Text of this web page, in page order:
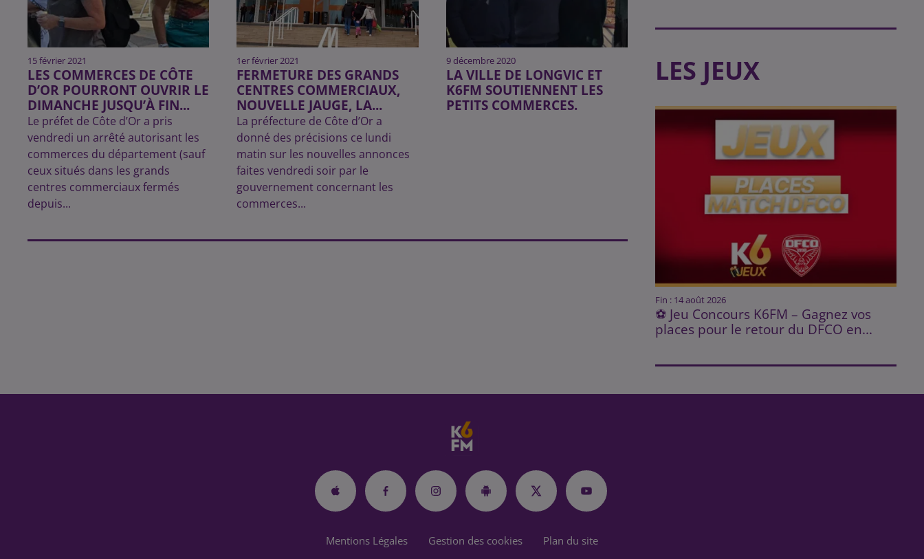
15 février 2021
LES COMMERCES DE CÔTE
D’OR POURRONT OUVRIR LE
DIMANCHE JUSQU’À FIN...
Le préfet de Côte d’Or a pris
vendredi un arrêté autorisant les
commerces du département (sauf
ceux situés dans les grands
centres commerciaux fermés
depuis...
1er février 2021
FERMETURE DES GRANDS
CENTRES COMMERCIAUX,
NOUVELLE JAUGE, LA...
La préfecture de Côte d’Or a
donné des précisions ce lundi
matin sur les nouvelles annonces
faites vendredi soir par le
gouvernement concernant les
commerces...
9 décembre 2020
LA VILLE DE LONGVIC ET
K6FM SOUTIENNENT LES
PETITS COMMERCES.
LES JEUX
Fin : 14 août 2026
⚽ Jeu Concours K6FM – Gagnez vos
places pour le retour du DFCO en...
Mentions Légales Gestion des cookies Plan du site